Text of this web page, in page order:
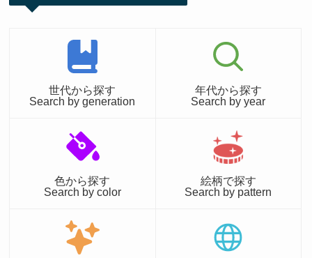
世代から探す
Search by generation
年代から探す
Search by year
色から探す
Search by color
絵柄で探す
Search by pattern